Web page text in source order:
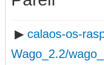
▶ calaos-os-
Wago_2.2/